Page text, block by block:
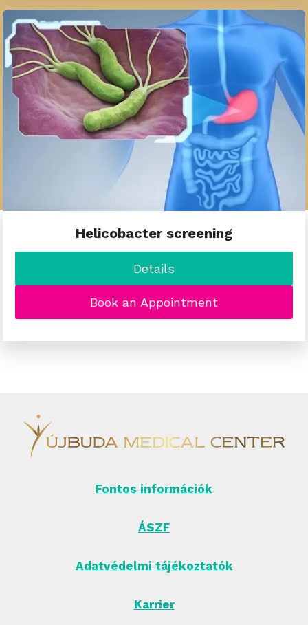
Helicobacter screening
Details
Book an Appointment
Fontos információk
ÁSZF
Adatvédelmi tájékoztatók
Karrier